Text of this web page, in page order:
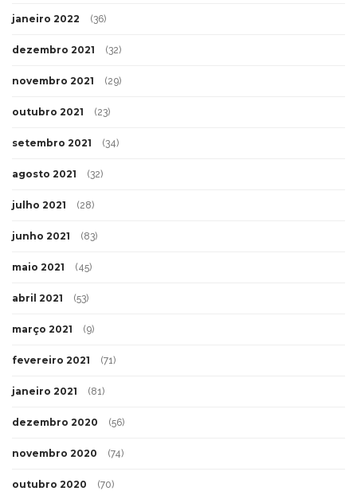
janeiro 2022 (36)
dezembro 2021 (32)
novembro 2021 (29)
outubro 2021 (23)
setembro 2021 (34)
agosto 2021 (32)
julho 2021 (28)
junho 2021 (83)
maio 2021 (45)
abril 2021 (53)
março 2021 (9)
fevereiro 2021 (71)
janeiro 2021 (81)
dezembro 2020 (56)
novembro 2020 (74)
outubro 2020 (70)